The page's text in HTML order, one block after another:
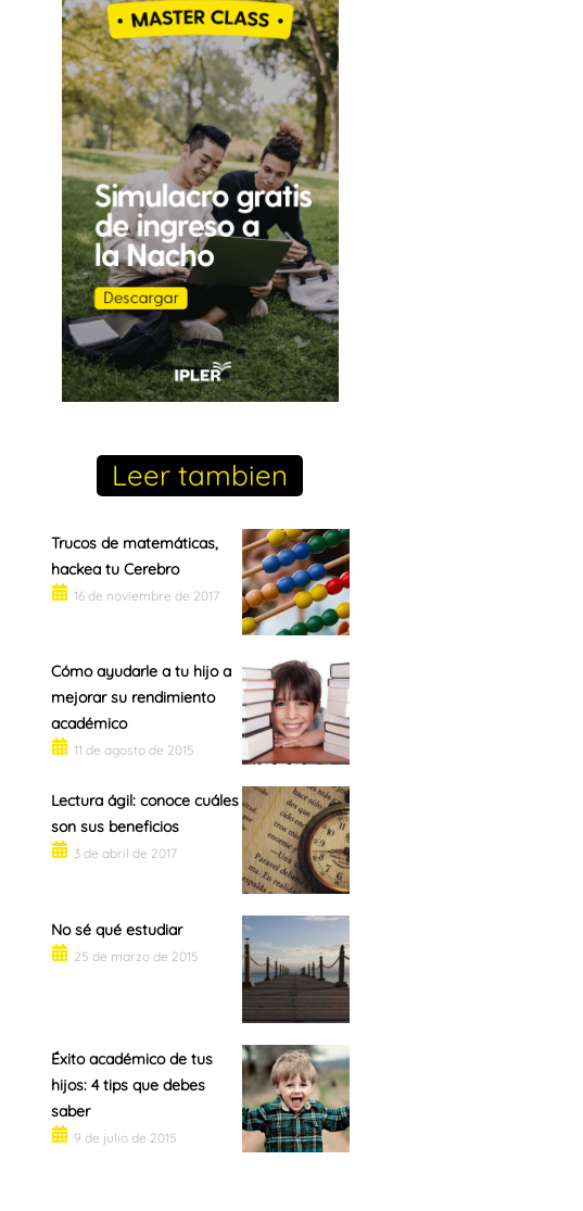
Leer tambien
Trucos de matemáticas,
hackea tu Cerebro
16 de noviembre de 2017
Cómo ayudarle a tu hijo a
mejorar su rendimiento
académico
11 de agosto de 2015
Lectura ágil: conoce cuáles
son sus beneficios
3 de abril de 2017
No sé qué estudiar
25 de marzo de 2015
Éxito académico de tus
hijos: 4 tips que debes
saber
9 de julio de 2015